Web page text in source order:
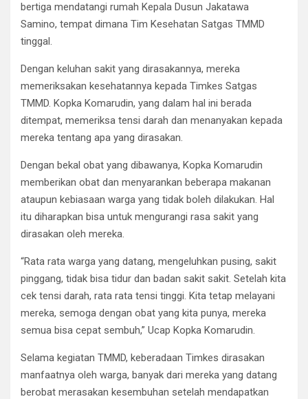
bertiga mendatangi rumah Kepala Dusun Jakatawa
Samino, tempat dimana Tim Kesehatan Satgas TMMD
tinggal.
Dengan keluhan sakit yang dirasakannya, mereka
memeriksakan kesehatannya kepada Timkes Satgas
TMMD. Kopka Komarudin, yang dalam hal ini berada
ditempat, memeriksa tensi darah dan menanyakan kepada
mereka tentang apa yang dirasakan.
Dengan bekal obat yang dibawanya, Kopka Komarudin
memberikan obat dan menyarankan beberapa makanan
ataupun kebiasaan warga yang tidak boleh dilakukan. Hal
itu diharapkan bisa untuk mengurangi rasa sakit yang
dirasakan oleh mereka.
“Rata rata warga yang datang, mengeluhkan pusing, sakit
pinggang, tidak bisa tidur dan badan sakit sakit. Setelah kita
cek tensi darah, rata rata tensi tinggi. Kita tetap melayani
mereka, semoga dengan obat yang kita punya, mereka
semua bisa cepat sembuh,” Ucap Kopka Komarudin.
Selama kegiatan TMMD, keberadaan Timkes dirasakan
manfaatnya oleh warga, banyak dari mereka yang datang
berobat merasakan kesembuhan setelah mendapatkan